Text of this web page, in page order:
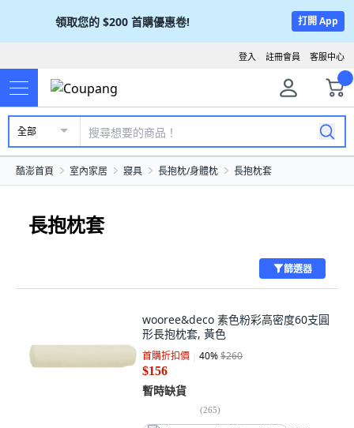
領取您的 $200 首購優惠卷! 打開 App
客服中心
註冊會員
登入
全部
酷澎首頁 室內家居 寢具 長抱枕/身體枕 長抱枕套
長抱枕套
篩選器
wooree&deco 素色粉彩高密度60支圓
形長抱枕套, 黃色
首購折扣價 40%$260
$156
暫時缺貨
(265)